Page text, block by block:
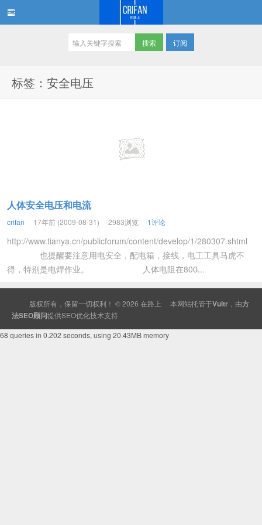
订阅
标签：安全电压
人体安全电压和电流
crifan 17年前 (2009-08-31) 2983浏览 1评论
http://www.tianya.cn/publicforum/content/develop/1/280307.shtml
也提醒要注意用电安全，配电箱，接线，电工工具马虎不
得，特别是电焊作业。 人体电阻在800̵...
版权所有，保留一切权利！ © 2026 在路上 本网站托管于Vultr ，由方
法SEO顾问提供SEO优化技术支持
68 queries in 0.202 seconds, using 20.43MB memory